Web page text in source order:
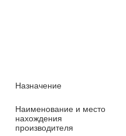
Назначение
Наименование и место
нахождения
производителя